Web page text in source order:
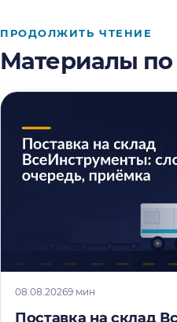
ПРОДОЛЖИТЬ ЧТЕНИЕ
Материалы по
08.08.20269 мин
Поставка на склад